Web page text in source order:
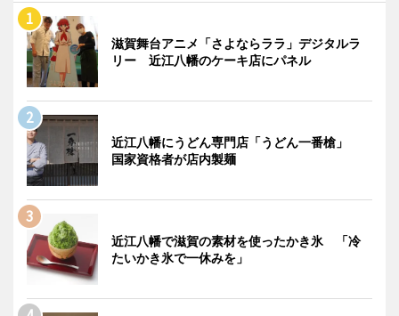
滋賀舞台アニメ「さよならララ」デジタルラ
リー 近江八幡のケーキ店にパネル
近江八幡にうどん専門店「うどん一番槍」
国家資格者が店内製麺
近江八幡で滋賀の素材を使ったかき氷 「冷
たいかき氷で一休みを」